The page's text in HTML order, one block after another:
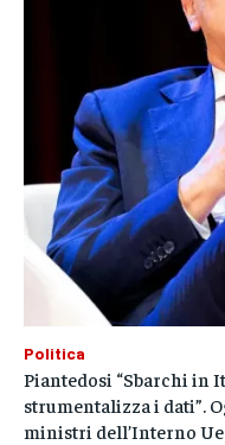
Politica
Piantedosi “Sbarchi in
strumentalizza i dati”.
ministri dell’Interno Ue